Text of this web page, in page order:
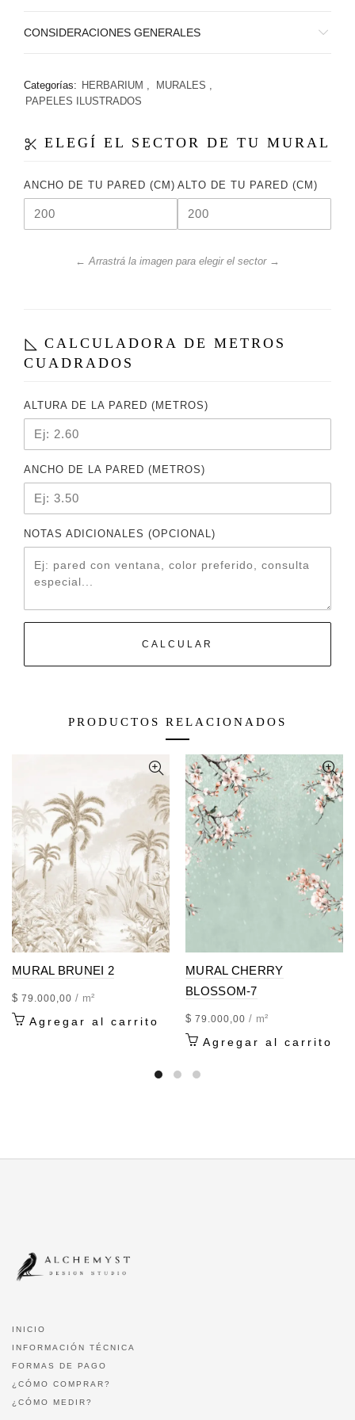
CONSIDERACIONES GENERALES
Categorías: HERBARIUM MURALES
PAPELES ILUSTRADOS
ELEGÍ EL SECTOR DE TU MURAL
ANCHO DE TU PARED (CM) ALTO DE TU PARED (CM)
← Arrastrá la imagen para elegir el sector →
CALCULADORA DE METROS
CUADRADOS
ALTURA DE LA PARED (METROS)
ANCHO DE LA PARED (METROS)
NOTAS ADICIONALES (OPCIONAL)
CALCULAR
PRODUCTOS RELACIONADOS
MURAL BRUNEI 2
$ 79.000,00 / m²
Agregar al carrito
MURAL CHERRY
BLOSSOM-7
$ 79.000,00 / m²
Agregar al carrito
INICIO
INFORMACIÓN TÉCNICA
FORMAS DE PAGO
¿CÓMO COMPRAR?
¿CÓMO MEDIR?